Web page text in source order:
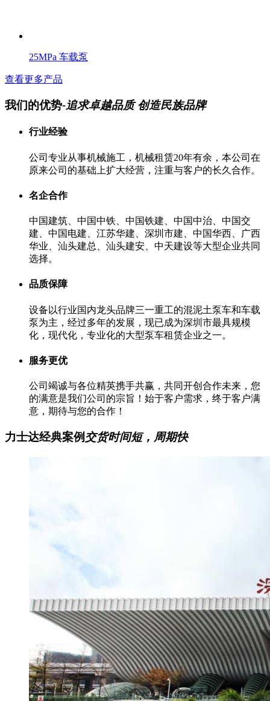
25MPa 车载泵
查看更多产品
我们的优势-追求卓越品质 创造民族品牌
行业经验
公司专业从事机械施工，机械租赁20年有余，本公司在
原来公司的基础上扩大经营，注重与客户的长久合作。
名企合作
中国建筑、中国中铁、中国铁建、中国中治、中国交
建、中国电建、江苏华建、深圳市建、中国华西、广西
华业、汕头建总、汕头建安、中天建设等大型企业共同
选择。
品质保障
设备以行业国内龙头品牌三一重工的混泥土泵车和车载
泵为主，经过多年的发展，现已成为深圳市最具规模
化，现代化，专业化的大型泵车租赁企业之一。
服务更优
公司竭诚与各位精英携手共赢，共同开创合作未来，您
的满意是我们公司的宗旨！始于客户需求，终于客户满
意，期待与您的合作！
力士达经典案例 交货时间短，周期快